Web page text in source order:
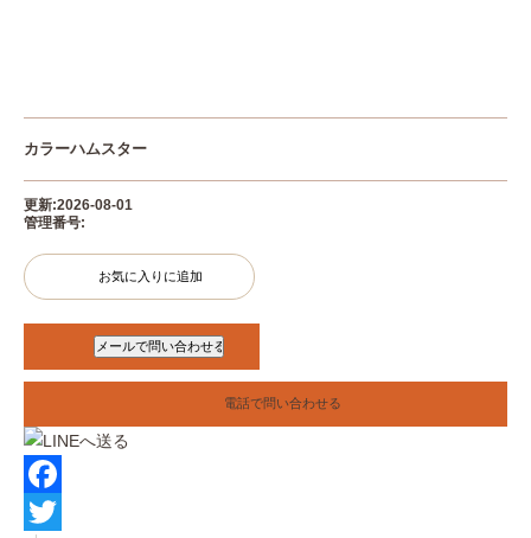
カラーハムスター
更新:2026-08-01
管理番号:
お気に入りに追加
電話で問い合わせる
F